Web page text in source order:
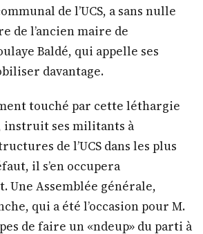
de l’UCS, a sans nulle
de l’ancien maire de
Baldé, qui appelle ses
davantage.
touché par cette léthargie
instruit ses militants à
de l’UCS dans les plus
il s’en occupera
Une Assemblée générale,
qui a été l’occasion pour M.
de faire un «ndeup» du parti à